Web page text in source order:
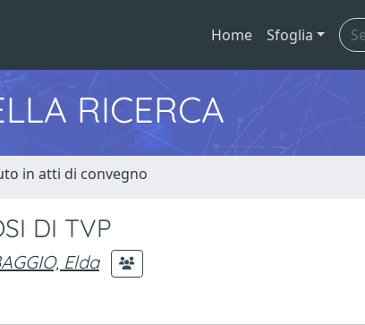
Home Sfoglia
RICERCA
in atti di convegno
DI TVP
Elda